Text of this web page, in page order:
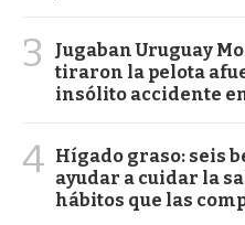
3
Jugaban Uruguay
tiraron la pelota
insólito accidente
4 Hígado graso: seis
ayudar a cuidar la
hábitos que las